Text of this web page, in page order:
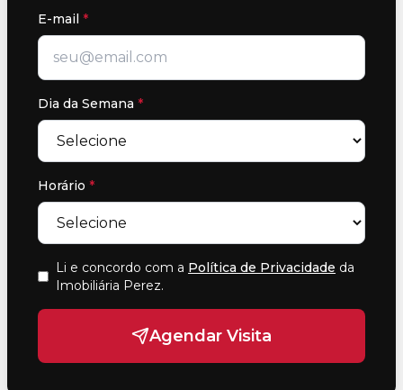
E-mail *
Dia da Semana *
Horário *
Li e concordo com a Política de Privacidade da
Imobiliária Perez.
Agendar Visita